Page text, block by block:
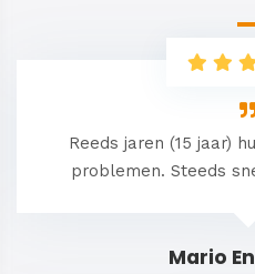
Mario
Reeds jaren (15 jaar)
problemen. Steeds